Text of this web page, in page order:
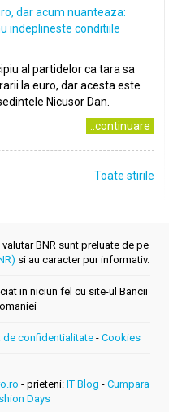
dar acum nuanteaza:
indeplineste conditiile
al partidelor ca tara sa
la euro, dar acesta este
Nicusor Dan.
..continuare
Toate stirile
BNR sunt preluate de pe
si au caracter pur informativ.
in niciun fel cu site-ul Bancii
de confidentialitate - Cookies
- prieteni: IT Blog - Cumpara
Days